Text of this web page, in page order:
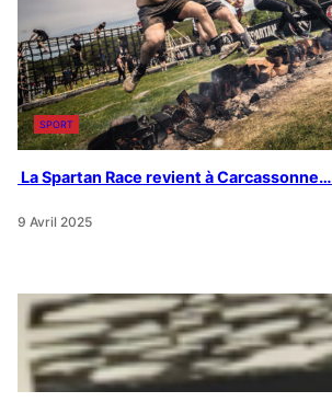
SPORT
La Spartan Race revient à Carcassonne…
9 Avril 2025